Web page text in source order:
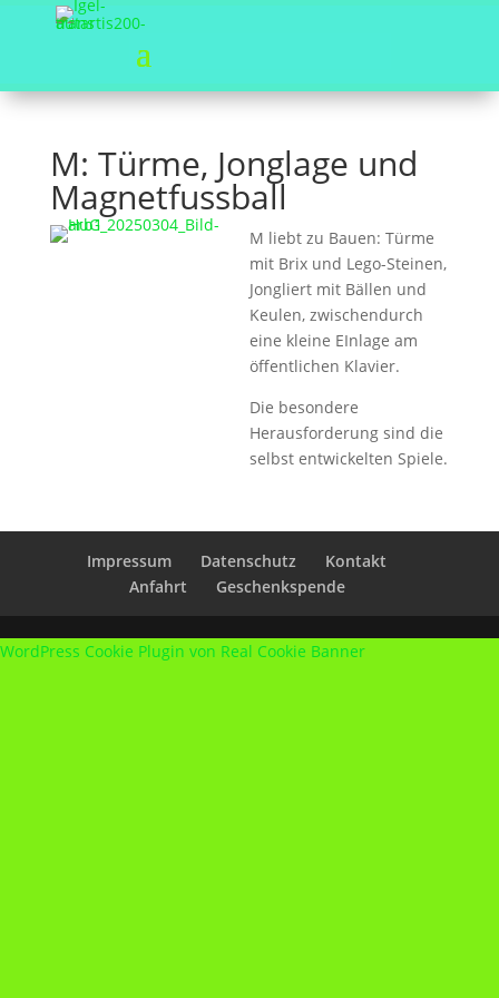
M: Türme, Jonglage und
Magnetfussball
M liebt zu Bauen: Türme
mit Brix und Lego-Steinen,
Jongliert mit Bällen und
Keulen, zwischendurch
eine kleine EInlage am
öffentlichen Klavier.
Die besondere
Herausforderung sind die
selbst entwickelten Spiele.
Impressum Datenschutz
Kontakt
Anfahrt
Geschenkspende
WordPress Cookie Plugin von Real Cookie Banner